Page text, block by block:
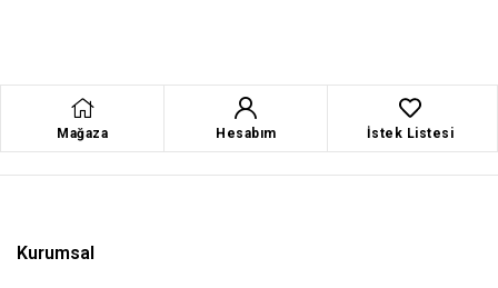
Mağaza Hesabım İstek Listesi
Kurumsal